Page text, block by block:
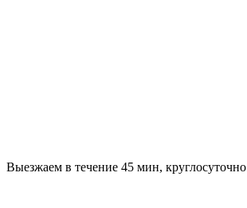
Выезжаем в течение 45 мин, круглосуточно